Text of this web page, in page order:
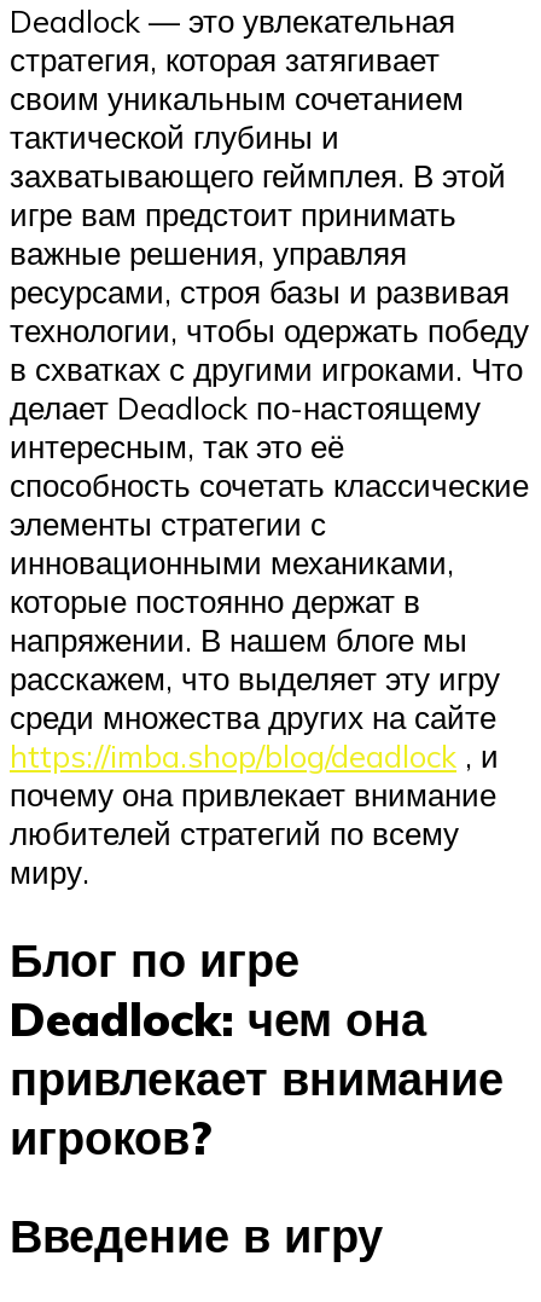
Deadlock — это увлекательная
стратегия, которая затягивает
своим уникальным сочетанием
тактической глубины и
захватывающего геймплея. В этой
игре вам предстоит принимать
важные решения, управляя
ресурсами, строя базы и развивая
технологии, чтобы одержать победу
в схватках с другими игроками. Что
делает Deadlock по-настоящему
интересным, так это её
способность сочетать классические
элементы стратегии с
инновационными механиками,
которые постоянно держат в
напряжении. В нашем блоге мы
расскажем, что выделяет эту игру
среди множества других на сайте
https://imba.shop/blog/deadlock , и
почему она привлекает внимание
любителей стратегий по всему
миру.
Блог по игре
Deadlock: чем она
привлекает внимание
игроков?
Введение в игру